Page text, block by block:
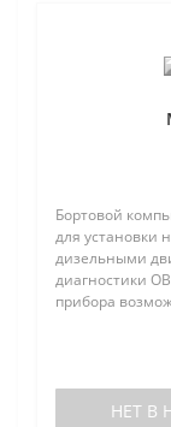
Бортовой
для установки
дизельными
диагностики
прибора
НЕТ В